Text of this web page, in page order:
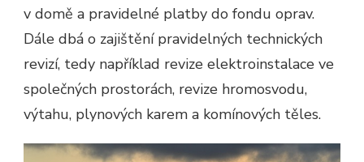
v domě a pravidelné platby do fondu oprav.
Dále dbá o zajištění pravidelných technických
revizí, tedy například revize elektroinstalace ve
společných prostorách, revize hromosvodu,
výtahu, plynových karem a komínových těles.